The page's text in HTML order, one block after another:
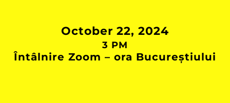
October 22, 2024
3 PM
Întâlnire Zoom – ora Bucureștiului